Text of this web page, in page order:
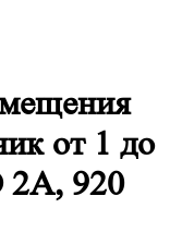
от 1 до
2А, 920